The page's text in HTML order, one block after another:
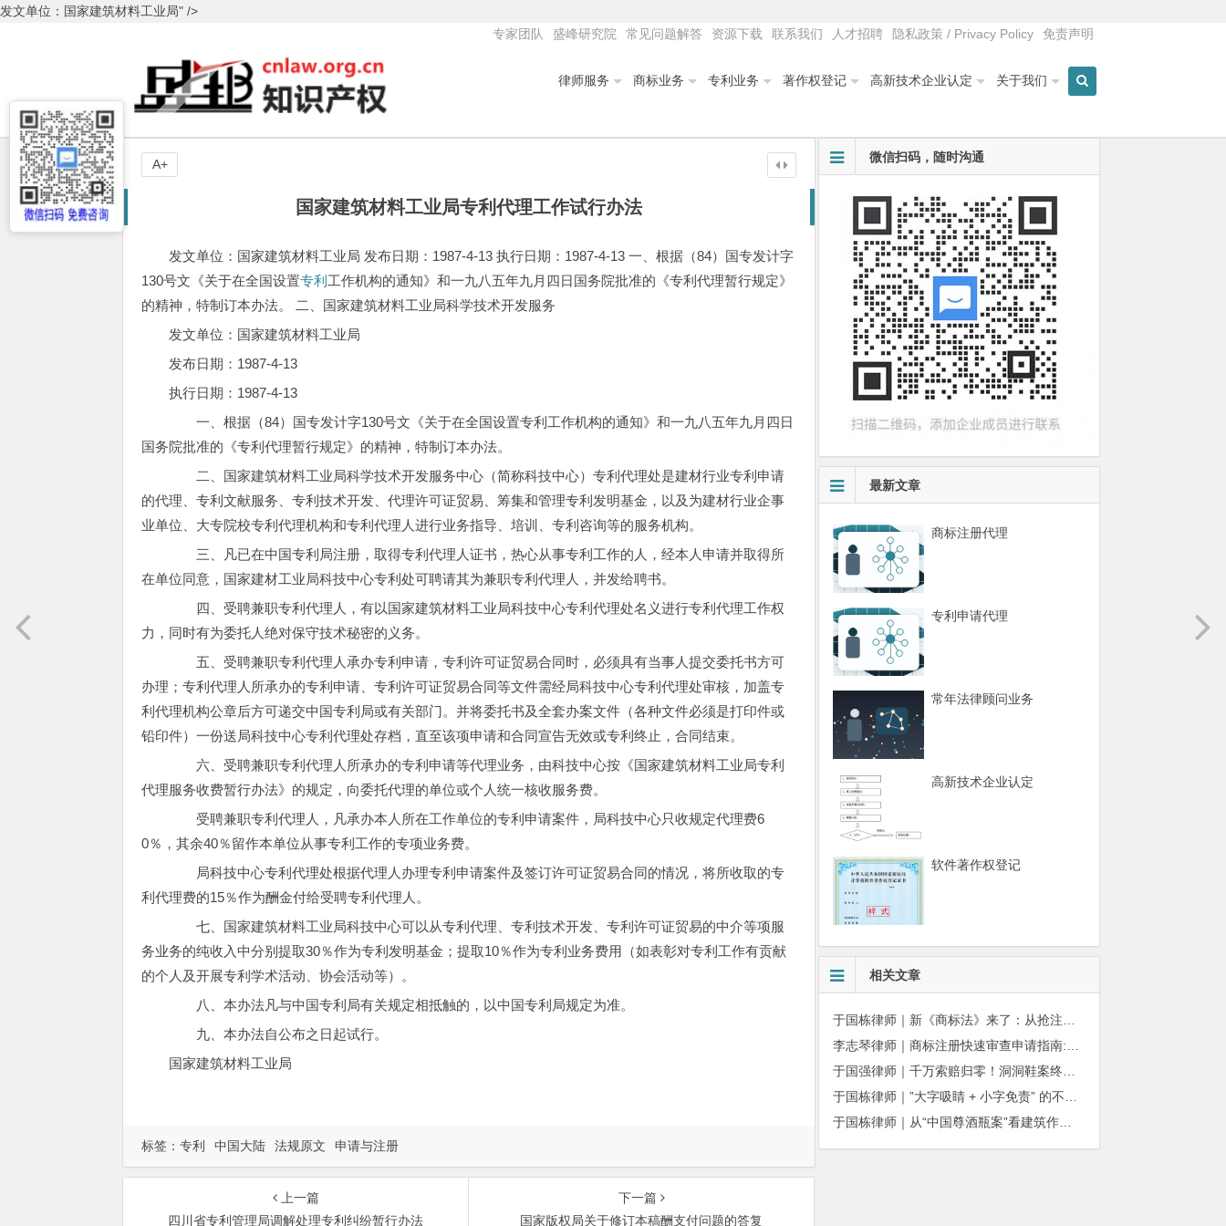
发文单位：国家建筑材料工业局" />
专家团队
盛峰研究院 常见问题解答 资源下载 联系我们 人才招聘 隐私政策 / Privacy Policy 免责声明
律师服务 商标业务 专利业务 著作权登记 高新技术企业认定 关于我们
国家建筑材料工业局专利代理工作试行办法
发文单位：国家建筑材料工业局 发布日期：1987-4-13 执行日期：1987-4-13 一、根据（84）国专发计字
130号文《关于在全国设置专利 工作机构的通知》和一九八五年九月四日国务院批准的《专利代理暂行规定》
的精神，特制订本办法。 二、国家建筑材料工业局科学技术开发服务
发文单位：国家建筑材料工业局
发布日期：1987-4-13
执行日期：1987-4-13
一、根据（84）国专发计字130号文《关于在全国设置专利工作机构的通知》和一九八五年九月四日
国务院批准的《专利代理暂行规定》的精神，特制订本办法。
二、国家建筑材料工业局科学技术开发服务中心（简称科技中心）专利代理处是建材行业专利申请
的代理、专利文献服务、专利技术开发、代理许可证贸易、筹集和管理专利发明基金，以及为建材行业企事
业单位、大专院校专利代理机构和专利代理人进行业务指导、培训、专利咨询等的服务机构。
三、凡已在中国专利局注册，取得专利代理人证书，热心从事专利工作的人，经本人申请并取得所
在单位同意，国家建材工业局科技中心专利处可聘请其为兼职专利代理人，并发给聘书。
四、受聘兼职专利代理人，有以国家建筑材料工业局科技中心专利代理处名义进行专利代理工作权
力，同时有为委托人绝对保守技术秘密的义务。
五、受聘兼职专利代理人承办专利申请，专利许可证贸易合同时，必须具有当事人提交委托书方可
办理；专利代理人所承办的专利申请、专利许可证贸易合同等文件需经局科技中心专利代理处审核，加盖专
利代理机构公章后方可递交中国专利局或有关部门。并将委托书及全套办案文件（各种文件必须是打印件或
铅印件）一份送局科技中心专利代理处存档，直至该项申请和合同宣告无效或专利终止，合同结束。
六、受聘兼职专利代理人所承办的专利申请等代理业务，由科技中心按《国家建筑材料工业局专利
代理服务收费暂行办法》的规定，向委托代理的单位或个人统一核收服务费。
受聘兼职专利代理人，凡承办本人所在工作单位的专利申请案件，局科技中心只收规定代理费6
0％，其余40％留作本单位从事专利工作的专项业务费。
局科技中心专利代理处根据代理人办理专利申请案件及签订许可证贸易合同的情况，将所收取的专
利代理费的15％作为酬金付给受聘专利代理人。
七、国家建筑材料工业局科技中心可以从专利代理、专利技术开发、专利许可证贸易的中介等项服
务业务的纯收入中分别提取30％作为专利发明基金；提取10％作为专利业务费用（如表彰对专利工作有贡献
的个人及开展专利学术活动、协会活动等）。
八、本办法凡与中国专利局有关规定相抵触的，以中国专利局规定为准。
九、本办法自公布之日起试行。
国家建筑材料工业局
A+
标签：专利 中国大陆 法规原文 申请与注册
上一篇
四川省专利管理局调解处理专利纠纷暂行办法
下一篇
国家版权局关于修订本稿酬支付问题的答复
微信扫码，随时沟通
最新文章
商标注册代理
专利申请代理
常年法律顾问业务
高新技术企业认定
软件著作权登记
相关文章
于国栋律师｜从“中国尊酒瓶案”看建筑作品著作权保护的司法边界与商用合规